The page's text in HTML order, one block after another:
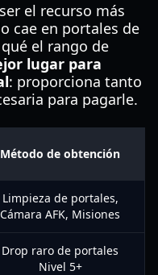
el recurso más
cae en portales de
el rango de
lugar para
: proporciona tanto
para pagarle.
Método de obtención
Limpieza de portales,
Cámara AFK, Misiones
Drop raro de portales
Nivel 5+